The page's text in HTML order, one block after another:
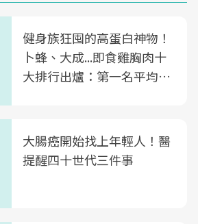
健身族狂囤的高蛋白神物！
卜蜂、大成...即食雞胸肉十
大排行出爐：第一名平均一
大腸癌開始找上年輕人！醫
提醒四十世代三件事